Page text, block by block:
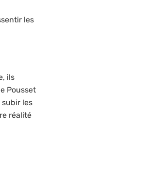
les
ils
Pousset
les
réalité